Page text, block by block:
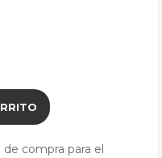
compra para el